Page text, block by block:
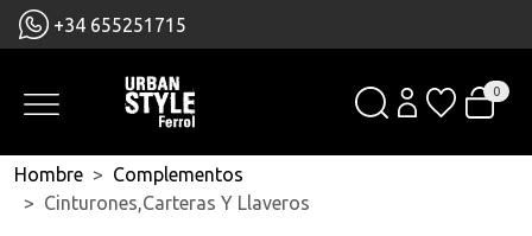
+34 655251715
0
Hombre
Complementos
Cinturones,carteras Y Llaveros